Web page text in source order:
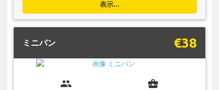
表示...
ミニバン €38
group business_center